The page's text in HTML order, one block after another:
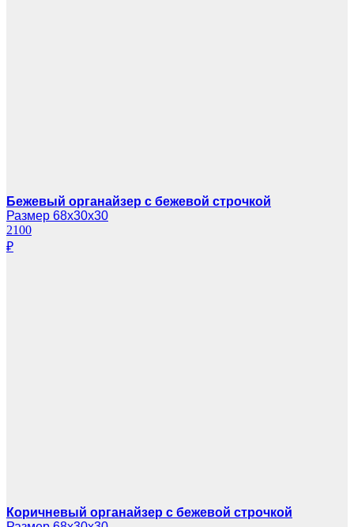
Бежевый органайзер с бежевой строчкой
Размер 68х30х30
2100
₽
Коричневый органайзер с бежевой строчкой